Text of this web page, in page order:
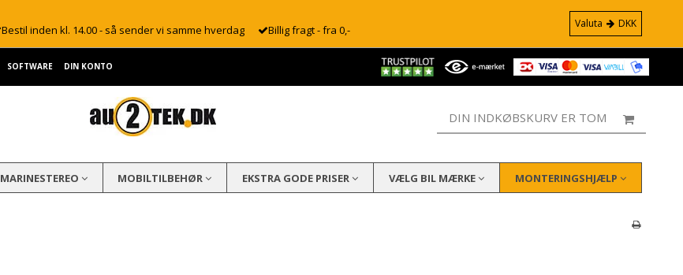
Bestil inden kl. 14.00 - så sender vi samme hverdag Billig fragt - fra 0,- Valuta DKK
SOFTWARE DIN KONTO
DIN INDKØBSKURV ER TOM
MARINESTEREO MOBILTILBEHØR EKSTRA GODE PRISER VÆLG BIL MÆRKE MONTERINGSHJÆLP